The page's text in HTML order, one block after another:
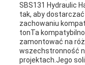
SBS131 Hydraulic
tak, aby
zachowaniu
tonTa
zamontować na
wszechstronność
projektach.Jego